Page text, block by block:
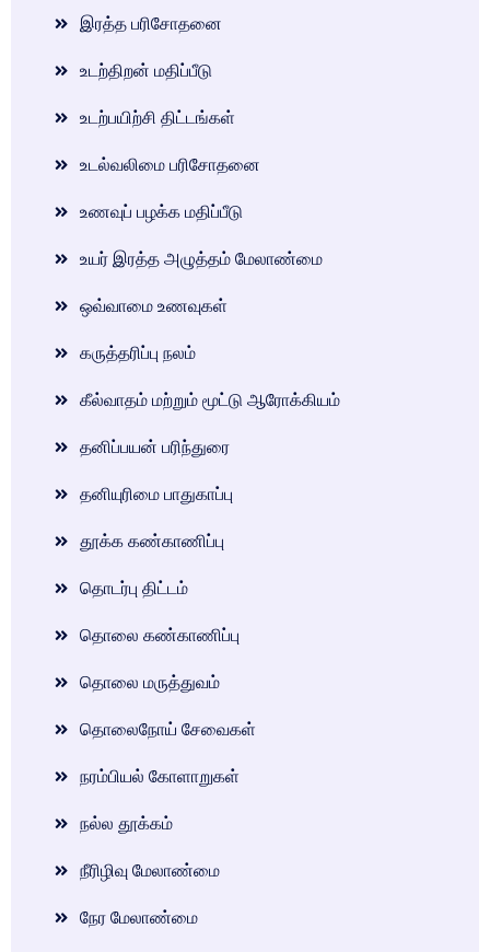
இரத்த பரிசோதனை
உடற்திறன் மதிப்பீடு
உடற்பயிற்சி திட்டங்கள்
உடல்வலிமை பரிசோதனை
உணவுப் பழக்க மதிப்பீடு
உயர் இரத்த அழுத்தம் மேலாண்மை
ஒவ்வாமை உணவுகள்
கருத்தரிப்பு நலம்
கீல்வாதம் மற்றும் மூட்டு ஆரோக்கியம்
தனிப்பயன் பரிந்துரை
தனியுரிமை பாதுகாப்பு
தூக்க கண்காணிப்பு
தொடர்பு திட்டம்
தொலை கண்காணிப்பு
தொலை மருத்துவம்
தொலைநோய் சேவைகள்
நரம்பியல் கோளாறுகள்
நல்ல தூக்கம்
நீரிழிவு மேலாண்மை
நேர மேலாண்மை